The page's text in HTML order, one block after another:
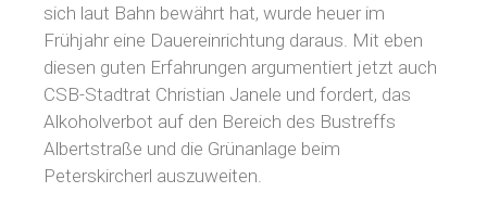
sich laut Bahn bewährt hat, wurde heuer im
Frühjahr eine Dauereinrichtung daraus. Mit eben
diesen guten Erfahrungen argumentiert jetzt auch
CSB-Stadtrat Christian Janele und fordert, das
Alkoholverbot auf den Bereich des Bustreffs
Albertstraße und die Grünanlage beim
Peterskircherl auszuweiten.